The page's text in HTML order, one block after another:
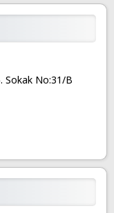
Sokak No:31/B